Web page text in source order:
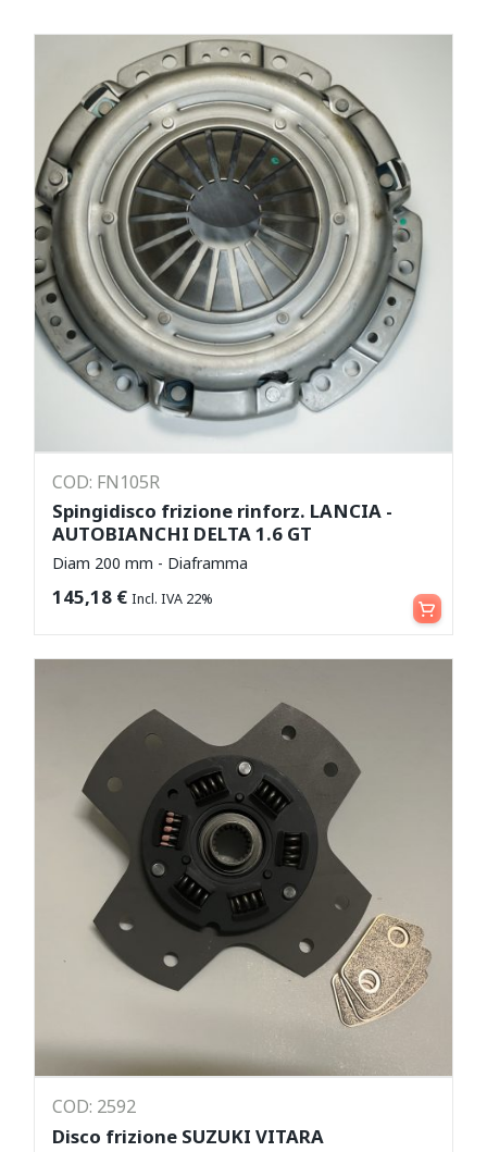
COD: FN105R
Spingidisco frizione rinforz. LANCIA -
AUTOBIANCHI DELTA 1.6 GT
Diam 200 mm - Diaframma
145,18 € Incl. IVA 22% Aggiungi al carrello
COD: 2592
Disco frizione SUZUKI VITARA